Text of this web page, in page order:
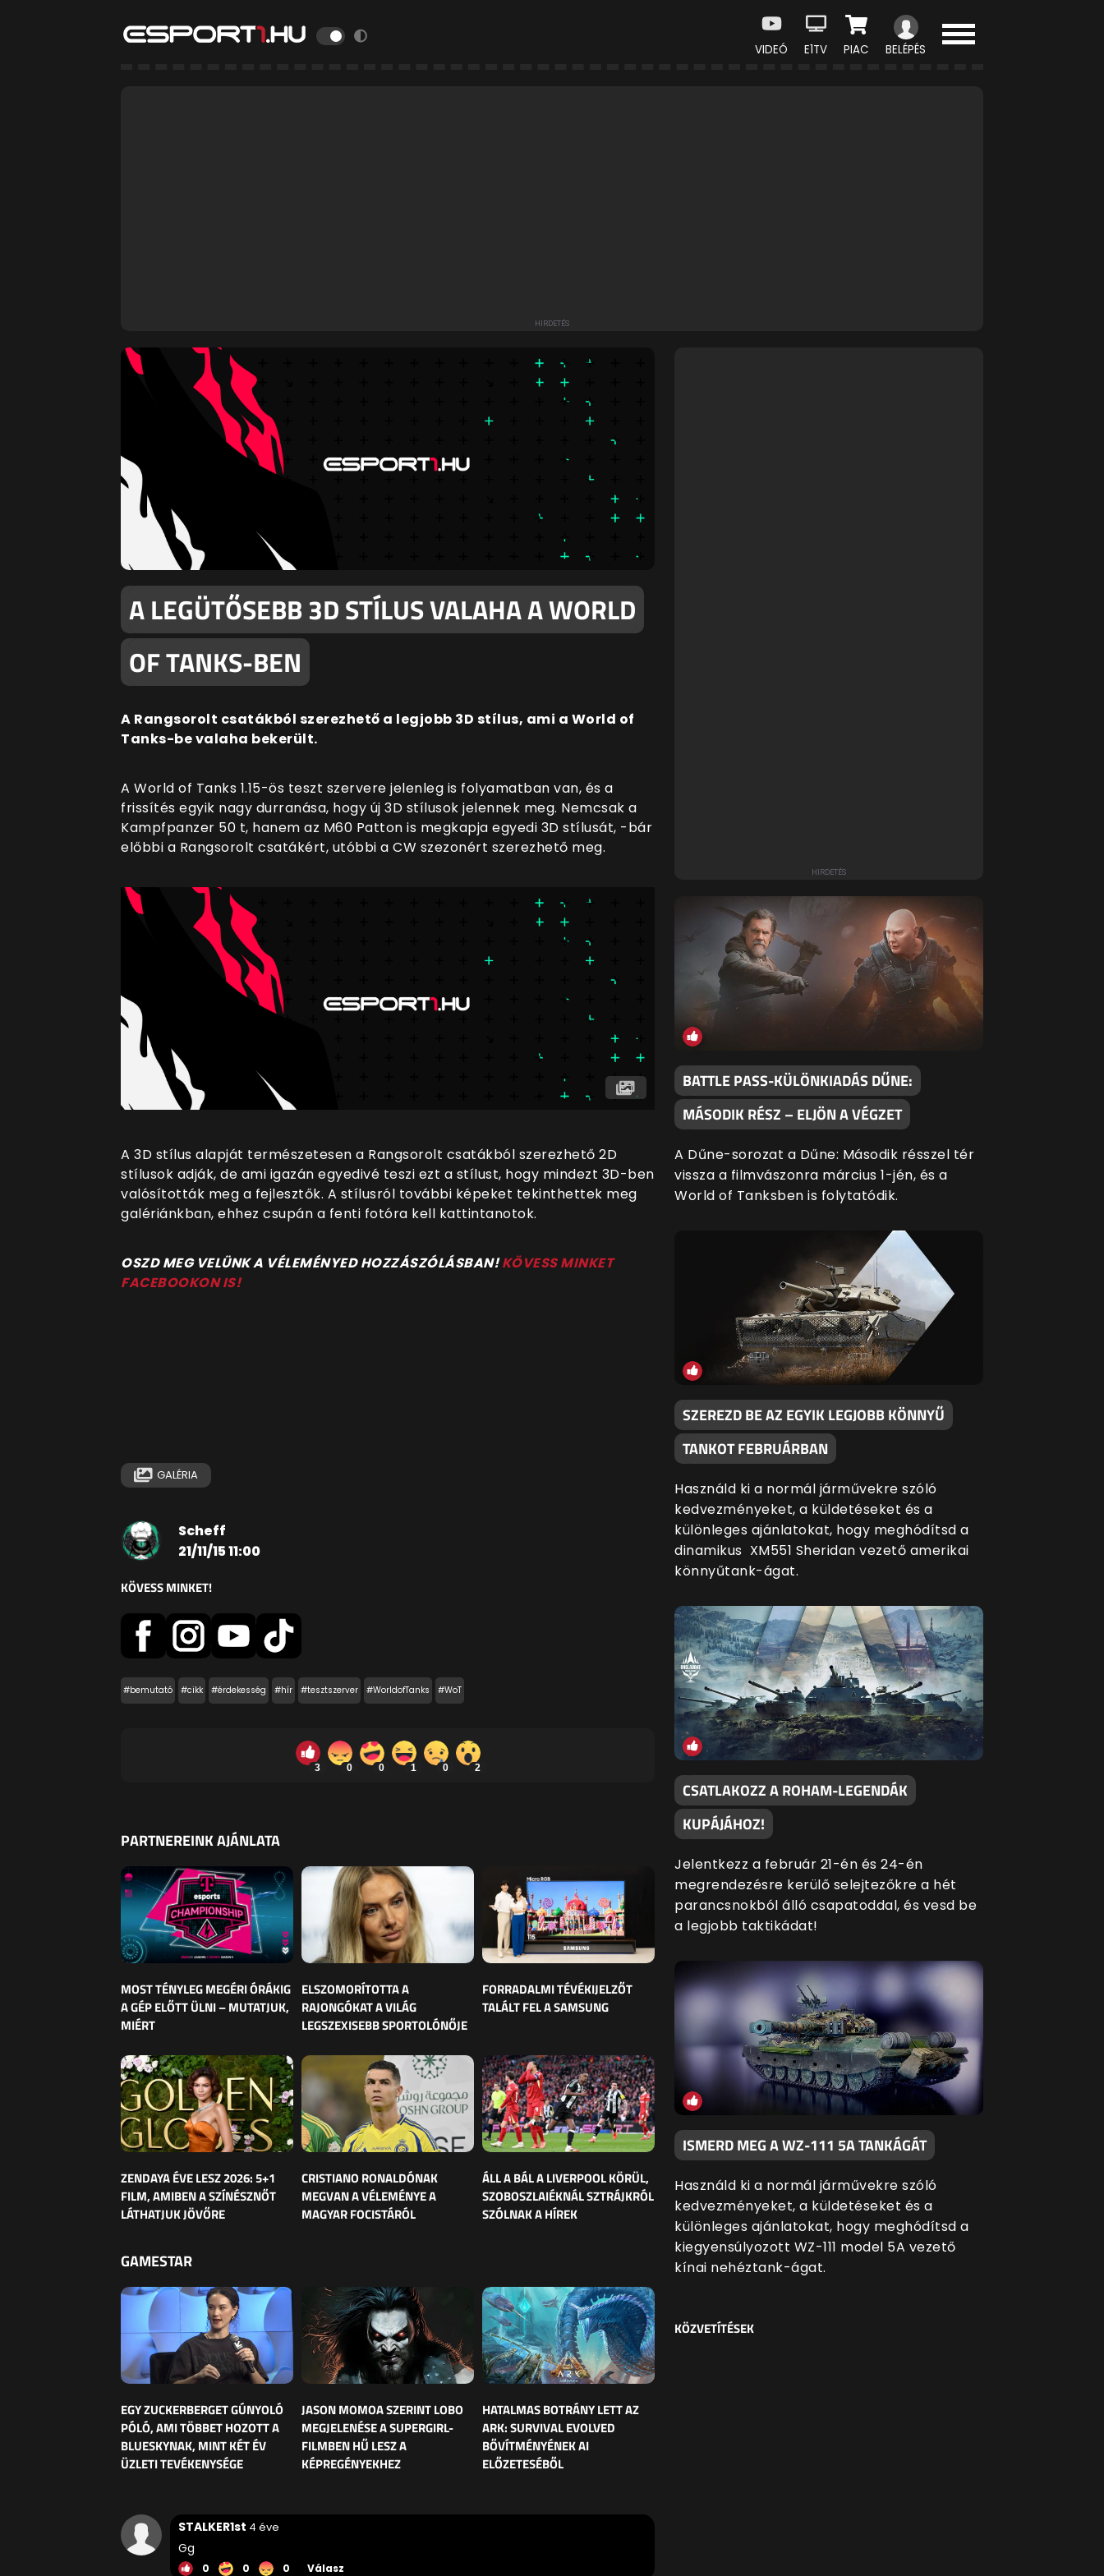
VIDEÓ E1TV PIAC BELÉPÉS
A LEGÜTŐSEBB 3D STÍLUS VALAHA A WORLD
OF TANKS-BEN
A Rangsorolt csatákból szerezhető a legjobb 3D stílus, ami a World of
Tanks-be valaha bekerült.
A World of Tanks 1.15-ös teszt szervere jelenleg is folyamatban van, és a
frissítés egyik nagy durranása, hogy új 3D stílusok jelennek meg. Nemcsak a
Kampfpanzer 50 t, hanem az M60 Patton is megkapja egyedi 3D stílusát, -bár
előbbi a Rangsorolt csatákért, utóbbi a CW szezonért szerezhető meg.
A 3D stílus alapját természetesen a Rangsorolt csatákból szerezhető 2D
stílusok adják, de ami igazán egyedivé teszi ezt a stílust, hogy mindezt 3D-ben
valósították meg a fejlesztők. A stílusról további képeket tekinthettek meg
galériánkban, ehhez csupán a fenti fotóra kell kattintanotok.
OSZD MEG VELÜNK A VÉLEMÉNYED HOZZÁSZÓLÁSBAN!KÖVESS MINKET
FACEBOOKON IS!
GALÉRIA
Scheff
21/11/15 11:00
KÖVESS MINKET!
#bemutató #cikk #érdekesség #hír #tesztszerver #WorldofTanks #WoT
3 0 0 1 0 2
PARTNEREINK AJÁNLATA
MOST TÉNYLEG MEGÉRI ÓRÁKIG
A GÉP ELŐTT ÜLNI – MUTATJUK,
MIÉRT
ELSZOMORÍTOTTA A
RAJONGÓKAT A VILÁG
LEGSZEXISEBB SPORTOLÓNŐJE
FORRADALMI TÉVÉKIJELZŐT
TALÁLT FEL A SAMSUNG
ZENDAYA ÉVE LESZ 2026: 5+1
FILM, AMIBEN A SZÍNÉSZNŐT
LÁTHATJUK JÖVŐRE
CRISTIANO RONALDÓNAK
MEGVAN A VÉLEMÉNYE A
MAGYAR FOCISTÁRÓL
ÁLL A BÁL A LIVERPOOL KÖRÜL,
SZOBOSZLAIÉKNÁL SZTRÁJKRÓL
SZÓLNAK A HÍREK
GAMESTAR
EGY ZUCKERBERGET GÚNYOLÓ
PÓLÓ, AMI TÖBBET HOZOTT A
BLUESKYNAK, MINT KÉT ÉV
ÜZLETI TEVÉKENYSÉGE
JASON MOMOA SZERINT LOBO
MEGJELENÉSE A SUPERGIRL-
FILMBEN HŰ LESZ A
KÉPREGÉNYEKHEZ
HATALMAS BOTRÁNY LETT AZ
ARK: SURVIVAL EVOLVED
BŐVÍTMÉNYÉNEK AI
ELŐZETESÉBŐL
STALKER1st 4 éve
Gg
0 0 0 Válasz
BATTLE PASS-KÜLÖNKIADÁS DŰNE:
MÁSODIK RÉSZ – ELJÖN A VÉGZET
A Dűne-sorozat a Dűne: Második résszel tér
vissza a filmvászonra március 1-jén, és a
World of Tanksben is folytatódik.
SZEREZD BE AZ EGYIK LEGJOBB KÖNNYŰ
TANKOT FEBRUÁRBAN
Használd ki a normál járművekre szóló
kedvezményeket, a küldetéseket és a
különleges ajánlatokat, hogy meghódítsd a
dinamikus XM551 Sheridan vezető amerikai
könnyűtank-ágat.
CSATLAKOZZ A ROHAM-LEGENDÁK
KUPÁJÁHOZ!
Jelentkezz a február 21-én és 24-én
megrendezésre kerülő selejtezőkre a hét
parancsnokból álló csapatoddal, és vesd be
a legjobb taktikádat!
ISMERD MEG A WZ-111 5A TANKÁGÁT
Használd ki a normál járművekre szóló
kedvezményeket, a küldetéseket és a
különleges ajánlatokat, hogy meghódítsd a
kiegyensúlyozott WZ-111 model 5A vezető
kínai nehéztank-ágat.
KÖZVETÍTÉSEK